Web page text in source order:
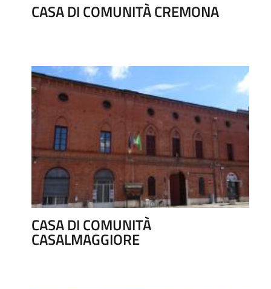
CASA DI COMUNITÀ CREMONA
CASA DI COMUNITÀ
CASALMAGGIORE